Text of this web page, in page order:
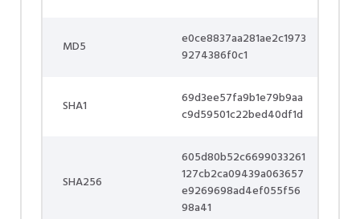
MD5
e0ce8837aa281ae2c1973
9274386f0c1
SHA1
69d3ee57fa9b1e79b9aa
c9d59501c22bed40df1d
SHA256
605d80b52c6699033261
127cb2ca09439a063657
e9269698ad4ef055f56
98a41